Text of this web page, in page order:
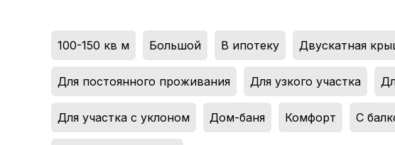
100-150 кв м Большой В ипотеку Двускатная
Для постоянного проживания Для узкого участка
Для участка с уклоном Дом-баня Комфорт С